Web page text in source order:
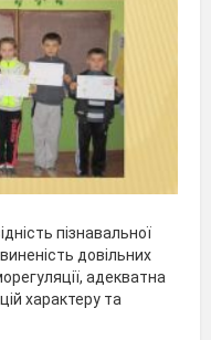
пізнавальної
довільних
адекватна
характеру та